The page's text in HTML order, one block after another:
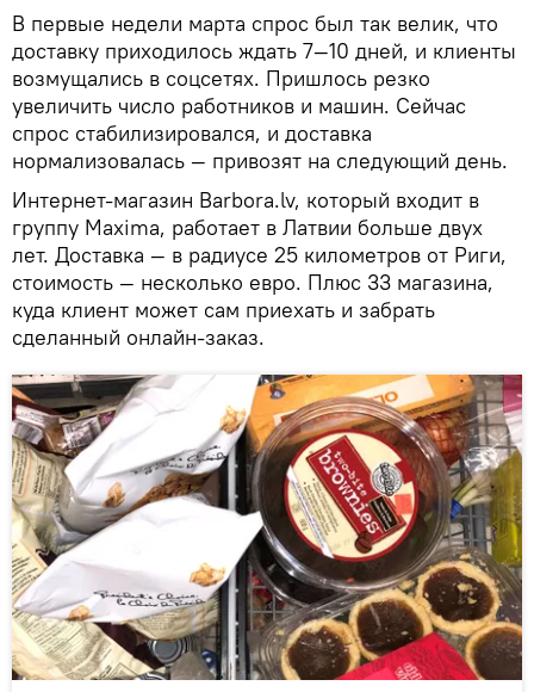
В первые недели марта спрос был так велик, что
доставку приходилось ждать 7—10 дней, и клиенты
возмущались в соцсетях. Пришлось резко
увеличить число работников и машин. Сейчас
спрос стабилизировался, и доставка
нормализовалась — привозят на следующий день.
Интернет-магазин Barbora.lv, который входит в
группу Maxima, работает в Латвии больше двух
лет. Доставка — в радиусе 25 километров от Риги,
стоимость — несколько евро. Плюс 33 магазина,
куда клиент может сам приехать и забрать
сделанный онлайн-заказ.